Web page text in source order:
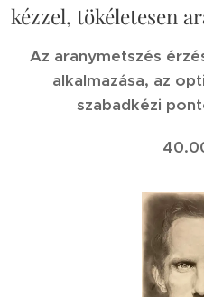
kézzel, tökéletesen
Az aranymetszés
alkalmazása, az
szabadkézi